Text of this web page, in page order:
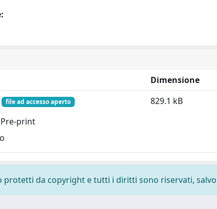
Dimensione
file ad accesso aperto
print
829.1 kB
protetti da copyright e tutti i diritti sono riservati,